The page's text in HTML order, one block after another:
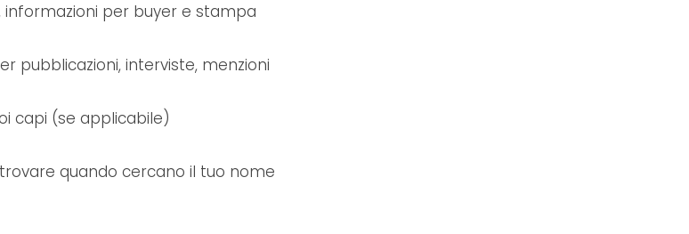
per buyer e stampa
pubblicazioni, interviste, menzioni
capi (se applicabile)
quando cercano il tuo nome